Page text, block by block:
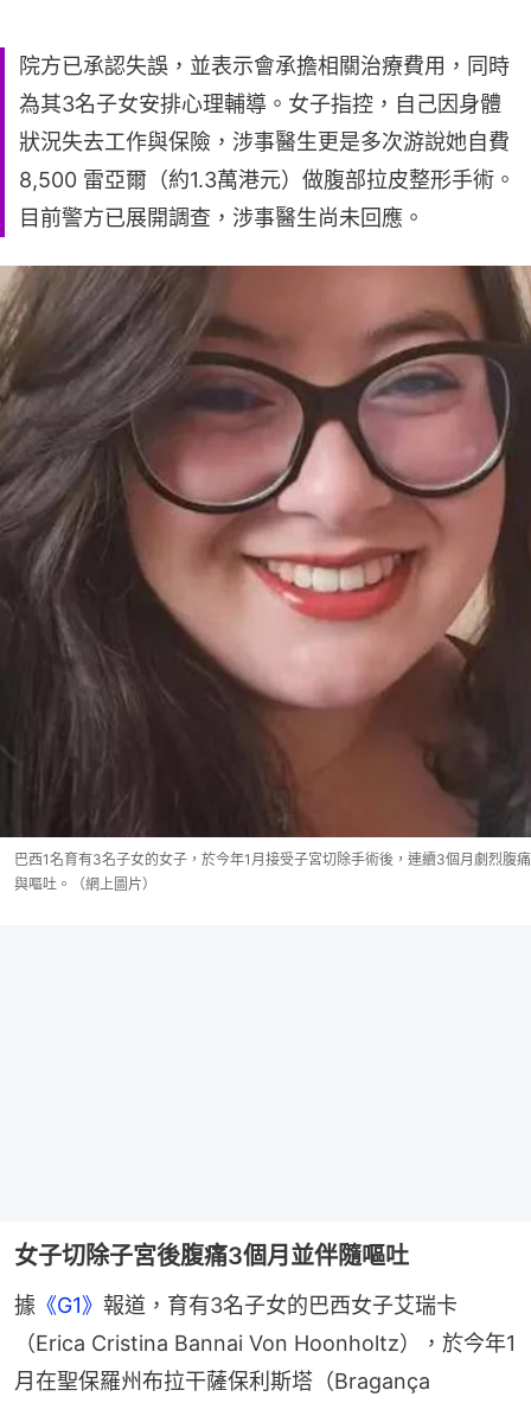
院方已承認失誤，並表示會承擔相關治療費用，同時
為其3名子女安排心理輔導。女子指控，自己因身體
狀況失去工作與保險，涉事醫生更是多次游說她自費
8,500 雷亞爾（約1.3萬港元）做腹部拉皮整形手術。
目前警方已展開調查，涉事醫生尚未回應。
巴西1名育有3名子女的女子，於今年1月接受子宮切除手術後，連續3個月劇烈腹痛
與嘔吐。（網上圖片）
女子切除子宮後腹痛3個月並伴隨嘔吐
據 《G1》 報道，育有3名子女的巴西女子艾瑞卡
（Erica Cristina Bannai Von Hoonholtz），於今年1
月在聖保羅州布拉干薩保利斯塔（Bragança